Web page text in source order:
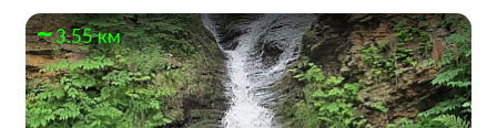
3.55 км